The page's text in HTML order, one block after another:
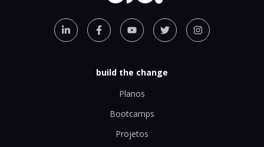
build the change
Planos
Bootcamps
Projetos